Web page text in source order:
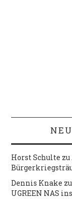
Horst Schulte zu
Dennis Knake
UGREEN NAS